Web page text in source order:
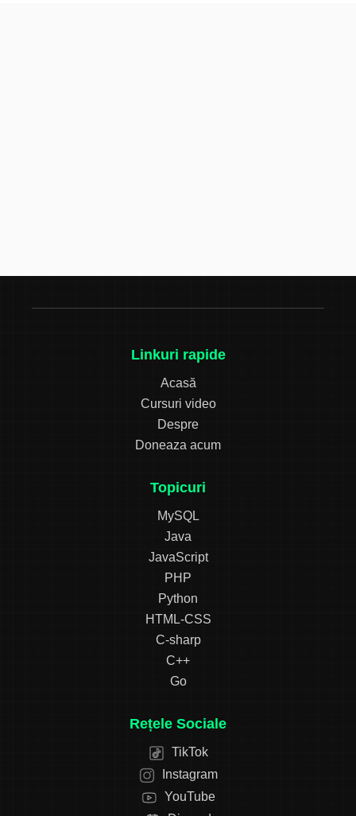
Linkuri rapide
Acasă
Cursuri video
Despre
Doneaza acum
Topicuri
MySQL
Java
JavaScript
PHP
Python
HTML-CSS
C-sharp
C++
Go
Rețele Sociale
TikTok
Instagram
YouTube